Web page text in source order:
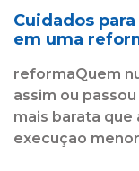
Cuidados
em uma
reformaQuem
assim ou
mais barata que
execução